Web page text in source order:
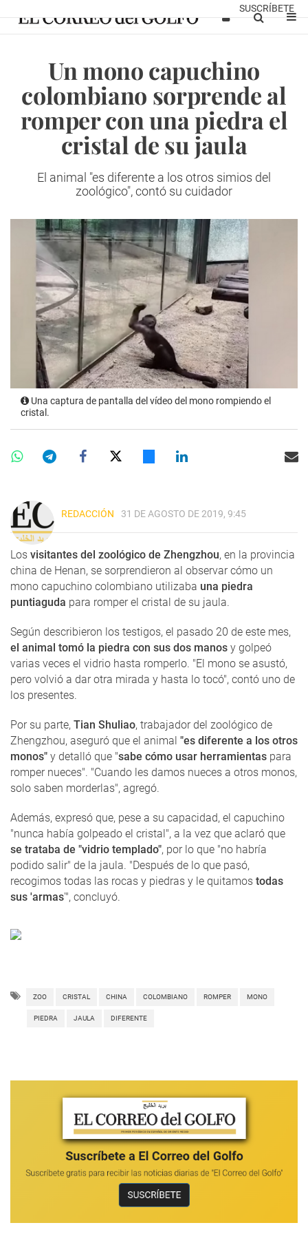
SUSCRÍBETE
Un mono capuchino
colombiano sorprende al
romper con una piedra el
cristal de su jaula
El animal "es diferente a los otros simios del
zoológico", contó su cuidador
Una captura de pantalla del vídeo del mono rompiendo el
cristal.
REDACCIÓN 31 DE AGOSTO DE 2019, 9:45
Los visitantes del zoológico de Zhengzhou, en la provincia
china de Henan, se sorprendieron al observar cómo un
mono capuchino colombiano utilizaba una piedra
puntiaguda para romper el cristal de su jaula.
Según describieron los testigos, el pasado 20 de este mes,
el animal tomó la piedra con sus dos manos y golpeó
varias veces el vidrio hasta romperlo. "El mono se asustó,
pero volvió a dar otra mirada y hasta lo tocó", contó uno de
los presentes.
Por su parte, Tian Shuliao, trabajador del zoológico de
Zhengzhou, aseguró que el animal "es diferente a los otros
monos" y detalló que "sabe cómo usar herramientas para
romper nueces". "Cuando les damos nueces a otros monos,
solo saben morderlas", agregó.
Además, expresó que, pese a su capacidad, el capuchino
"nunca había golpeado el cristal", a la vez que aclaró que
se trataba de "vidrio templado", por lo que "no habría
podido salir" de la jaula. "Después de lo que pasó,
recogimos todas las rocas y piedras y le quitamos todas
sus 'armas'", concluyó.
ZOO CRISTAL CHINA COLOMBIANO ROMPER MONO
PIEDRA JAULA DIFERENTE